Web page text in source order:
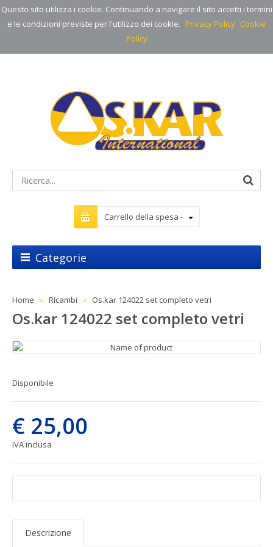
Questo sito utilizza i cookie. Continuando a navigare il sito accetti i termini
e le condizioni previste per l'utilizzo dei cookie. Privacy Policy Cookie
Policy
Carrello della spesa -
Categorie
Home Ricambi Os.kar 124022 set completo vetri
Os.kar 124022 set completo vetri
Disponibile
€ 25,00
IVA inclusa
Descrizione